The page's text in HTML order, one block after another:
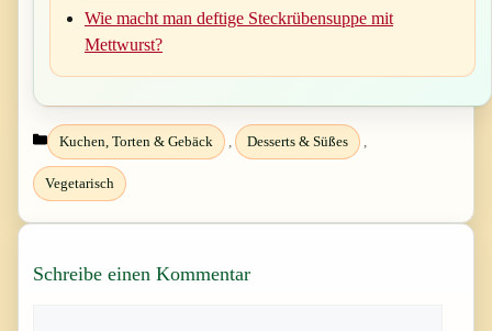
Wie macht man deftige Steckrübensuppe mit
Mettwurst?
Kategorien
Kuchen, Torten & Gebäck , Desserts & Süßes ,
Vegetarisch
Schreibe einen Kommentar